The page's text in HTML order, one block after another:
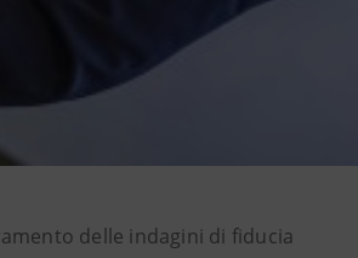
delle indagini di fiducia